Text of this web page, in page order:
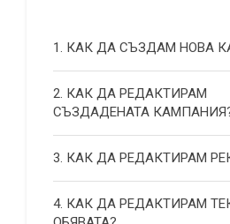
1. КАК ДА СЪЗДАМ НОВА
2. КАК ДА РЕДАКТИРАМ
СЪЗДАДЕНАТА
3. КАК ДА РЕДАКТИРАМ
4. КАК ДА РЕДАКТИРАМ